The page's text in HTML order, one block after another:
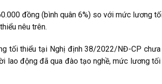
đồng (bình quân 6%) so với mức lương
nêu trên.
tối thiểu tại Nghị định 38/2022/NĐ-CP
lao động đã qua đào tạo nghề, mức lương tối